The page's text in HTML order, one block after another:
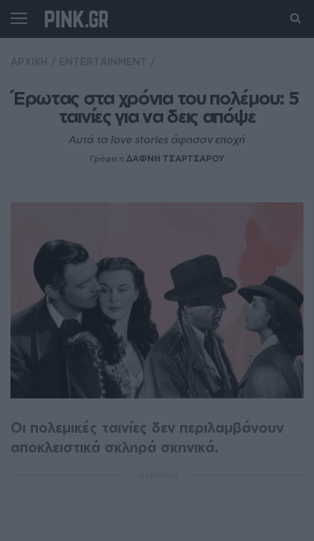
Έρωτας στα χρόνια του πολέμου: 5
ταινίες για να δεις απόψε
Αυτά τα love stories άφησαν εποχή
Γράφει η ΔΑΦΝΗ ΤΣΑΡΤΣΑΡΟΥ
Οι πολεμικές ταινίες δεν περιλαμβάνουν
αποκλειστικά σκληρά σκηνικά.